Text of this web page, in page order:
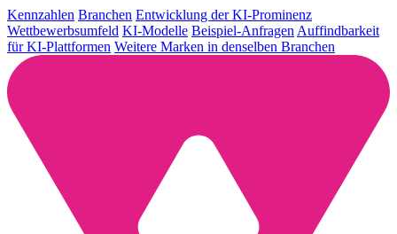
Kennzahlen Branchen Entwicklung der KI-Prominenz
Wettbewerbsumfeld KI-Modelle Beispiel-Anfragen Auffindbarkeit
für KI-Plattformen Weitere Marken in denselben Branchen